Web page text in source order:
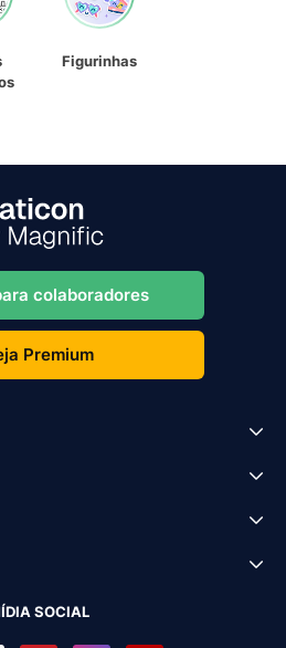
Figurinhas
colaboradores
Premium
SOCIAL